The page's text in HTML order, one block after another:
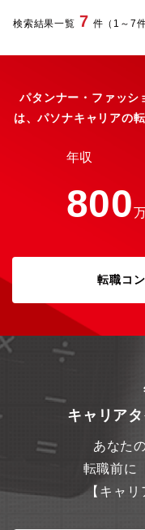
ーンでも初期契約期間（
間の増減で変動するこ
ご経験や能力に応じた
めた年俸をご案内します
します。（2）年俸制正社員 上記（1）とは異なり、2年目
能力・職務・業務量等
す。 上記（2）と同様に
た後、正社員へ待遇変更
勤手当（月45,000円ま
の転勤時は別途、家賃補助制度を適用）
30時間の残業代をみな
社規定により対象者に支給します。 入社の
による転勤が発生した
負担します。 【事前提
トフォリオについては
い）ポートフォリオの
ければと存じます。
検索結果一覧 7 件（1～7
パタンナー・ファッシ
は、パソナキャリアの
年収
800
転職コ
キャリア
あなた
転職前に
【キャリ